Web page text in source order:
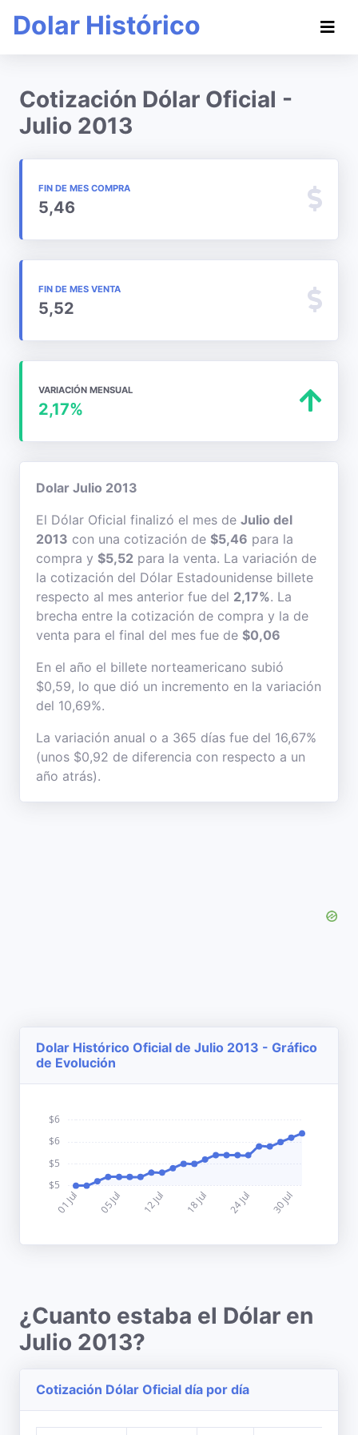
Dolar Histórico
Cotización Dólar Oficial -
Julio 2013
FIN DE MES COMPRA
5,46
FIN DE MES VENTA
5,52
VARIACIÓN MENSUAL
2,17%
Dolar Julio 2013
El Dólar Oficial finalizó el mes de Julio del
2013 con una cotización de $5,46 para la
compra y $5,52 para la venta. La variación de
la cotización del Dólar Estadounidense billete
respecto al mes anterior fue del 2,17%. La
brecha entre la cotización de compra y la de
venta para el final del mes fue de $0,06
En el año el billete norteamericano subió
$0,59, lo que dió un incremento en la variación
del 10,69%.
La variación anual o a 365 días fue del 16,67%
(unos $0,92 de diferencia con respecto a un
año atrás).
Dolar Histórico Oficial de Julio 2013 - Gráfico
de Evolución
¿Cuanto estaba el Dólar en
Julio 2013?
Cotización Dólar Oficial día por día